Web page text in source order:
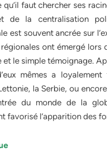
faut chercher ses
de la centralisation
est souvent ancrée sur
ont émergé
le simple témoignage.
mêmes a
la Serbie, ou
du monde de la
favorisé l’apparition des